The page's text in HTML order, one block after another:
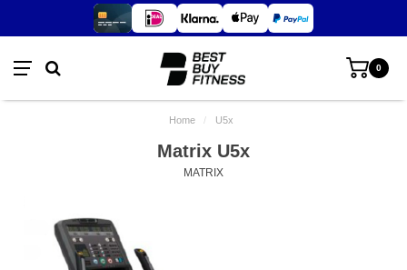
0
Home / U5x
Matrix U5x
MATRIX